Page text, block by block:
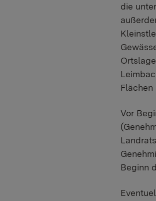
die
Flächen
Vor
Beginn